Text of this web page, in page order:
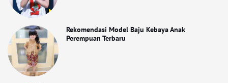
Rekomendasi Model Baju Kebaya Anak
Perempuan Terbaru